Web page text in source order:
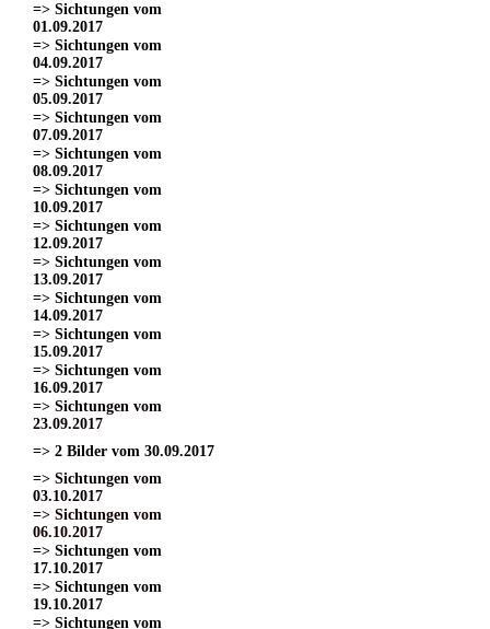
=> Sichtungen vom
01.09.2017
=> Sichtungen vom
04.09.2017
=> Sichtungen vom
05.09.2017
=> Sichtungen vom
07.09.2017
=> Sichtungen vom
08.09.2017
=> Sichtungen vom
10.09.2017
=> Sichtungen vom
12.09.2017
=> Sichtungen vom
13.09.2017
=> Sichtungen vom
14.09.2017
=> Sichtungen vom
15.09.2017
=> Sichtungen vom
16.09.2017
=> Sichtungen vom
23.09.2017
=> 2 Bilder vom 30.09.2017
=> Sichtungen vom
03.10.2017
=> Sichtungen vom
06.10.2017
=> Sichtungen vom
17.10.2017
=> Sichtungen vom
19.10.2017
=> Sichtungen vom